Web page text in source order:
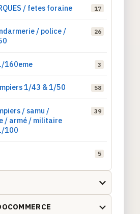
/ fetes foraine 17
/ police /
26
160eme 3
1/43 & 1/50 58
/ samu /
/ armé / militaire
100
39
5